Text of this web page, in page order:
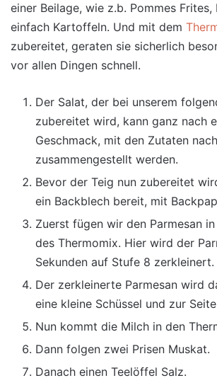
einer Beilage, wie z.b. Pommes
einfach Kartoffeln. Und mit dem
zubereitet, geraten sie sicherlich
vor allen Dingen schnell.
Der Salat, der bei unserem
zubereitet wird, kann ganz nach
Geschmack, mit den Zutaten
zusammengestellt werden.
Bevor der Teig nun zubereitet
ein Backblech bereit, mit
Zuerst fügen wir den Parmesan
des Thermomix. Hier wird der
Sekunden auf Stufe 8 zerkleinert.
Der zerkleinerte Parmesan wird
eine kleine Schüssel und zur
Nun kommt die Milch in den
Dann folgen zwei Prisen Muskat.
Danach einen Teelöffel Salz.